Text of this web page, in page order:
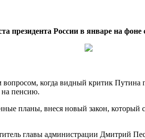
президента России в январе на
вопросом, когда видный критик Путина
на пенсию.
планы, внеся новый закон,
главы администрации Дмитрий